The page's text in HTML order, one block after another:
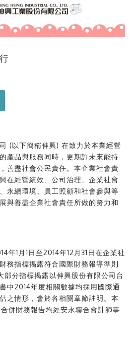
(以下簡稱伸興) 在致力於本業經營
產品與服務同時，更期許未來能持
善盡社會公民責任。本企業社會責
在經營績效、公司治理、企業社會
永續環境、員工照顧和社會參與等
與善盡企業社會責任所做的努力和
年1月1日至2014年12月31日在企業社
務指標揭露符合國際財務報導準則
部分指標揭露以伸興股份有限公司台
中2014年度相關數據均採用國際通
之情形，會於各相關章節註明。本
併財務報告均經安永聯合會計師事